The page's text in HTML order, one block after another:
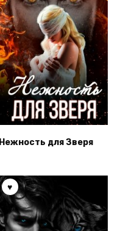
Нежность для Зверя